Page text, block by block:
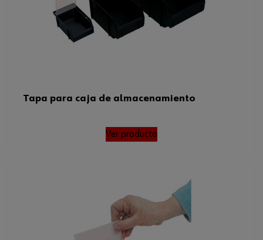
Tapa para caja de almacenamiento
Ver producto